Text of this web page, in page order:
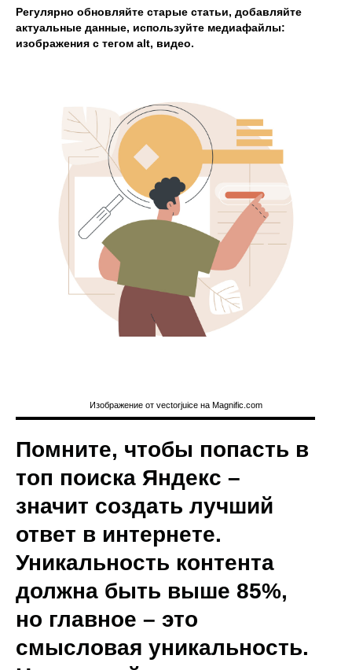
Регулярно обновляйте старые статьи, добавляйте
актуальные данные, используйте медиафайлы:
изображения с тегом alt, видео.
Изображение от vectorjuice на Magnific.com
Помните, чтобы попасть в
топ поиска Яндекс –
значит создать лучший
ответ в интернете.
Уникальность контента
должна быть выше 85%,
но главное – это
смысловая уникальность.